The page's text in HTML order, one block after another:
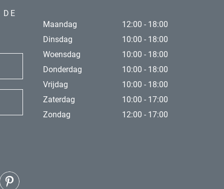
Maandag
12:00 - 18:00
Dinsdag
10:00 - 18:00
Woensdag
10:00 - 18:00
Donderdag
10:00 - 18:00
Vrijdag
10:00 - 18:00
Zaterdag
10:00 - 17:00
Zondag
12:00 - 17:00